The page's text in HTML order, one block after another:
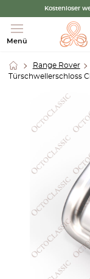
Kostenloser
Menü
Range Rover
Türschwellerschloss